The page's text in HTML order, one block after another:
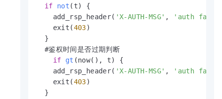
if
not (t)
{
    add_rsp_header(
'X-AUTH-MSG' ,
'auth
    exit(
403)
  }
  #鉴权时间是否过期判断
if
gt (now() , t) {
    add_rsp_header(
'X-AUTH-MSG' ,
'auth
    exit(
403)
  }